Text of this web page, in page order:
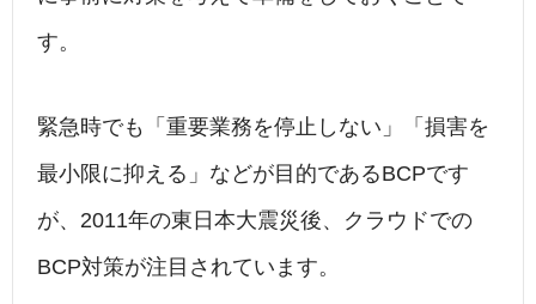
す。
緊急時でも「重要業務を停止しない」「損害を
最小限に抑える」などが目的であるBCPです
が、2011年の東日本大震災後、クラウドでの
BCP対策が注目されています。